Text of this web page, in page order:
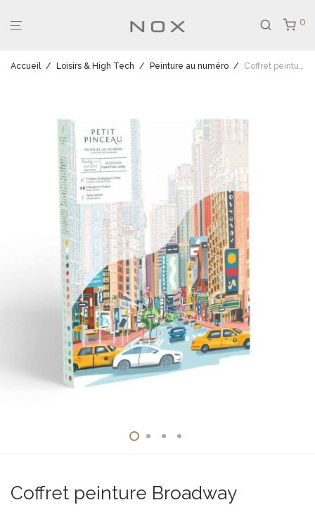
0
Accueil / Loisirs & High Tech / Peinture au numéro / Coffret peinture Broadway
Coffret peinture Broadway